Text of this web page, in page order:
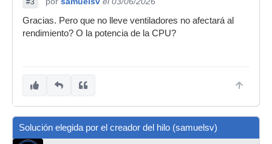
#3
Gracias. Pero que no lleve ventiladores no afectará al
rendimiento? O la potencia de la CPU?
Solución elegida por el creador del hilo (samuelsv)